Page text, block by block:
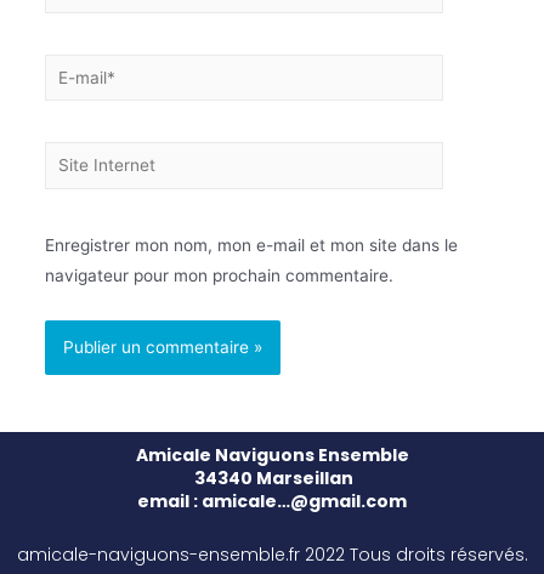
Enregistrer mon nom, mon e-mail et mon site dans le
navigateur pour mon prochain commentaire.
Amicale Naviguons Ensemble
34340 Marseillan
email : amicale…@gmail.com
amicale-naviguons-ensemble.fr 2022 Tous droits réservés.